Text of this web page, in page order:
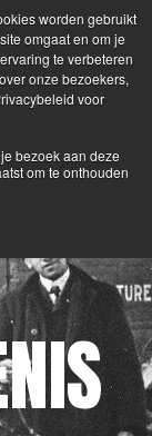
worden gebruikt
omgaat en om je
te verbeteren
onze bezoekers,
voor
bezoek aan deze
om te onthouden
Contacteer Ons
MENU